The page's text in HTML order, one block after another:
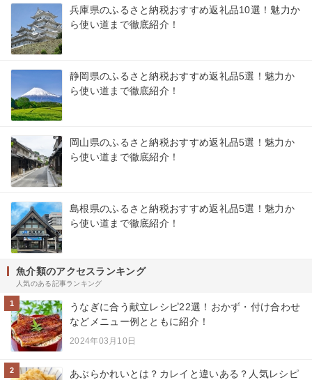
兵庫県のふるさと納税おすすめ返礼品10選！魅力か
ら使い道まで徹底紹介！
静岡県のふるさと納税おすすめ返礼品5選！魅力か
ら使い道まで徹底紹介！
岡山県のふるさと納税おすすめ返礼品5選！魅力か
ら使い道まで徹底紹介！
島根県のふるさと納税おすすめ返礼品5選！魅力か
ら使い道まで徹底紹介！
魚介類のアクセスランキング
人気のある記事ランキング
1
うなぎに合う献立レシピ22選！おかず・付け合わせ
などメニュー例とともに紹介！
2024年03月10日
2
あぶらかれいとは？カレイと違いある？人気レシピ